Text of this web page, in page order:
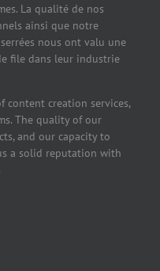
La qualité de nos
ainsi que notre
nous ont valu une
file dans leur industrie
content creation services,
The quality of our
and our capacity to
a solid reputation with